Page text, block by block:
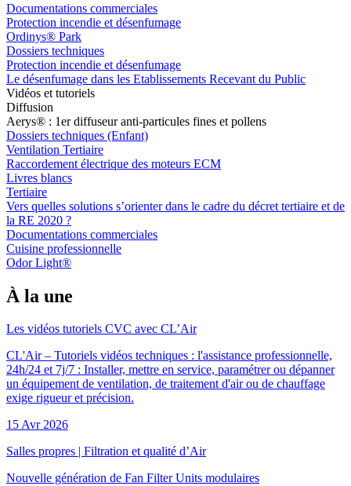
Documentations commerciales
Protection incendie et désenfumage
Ordinys® Park
Dossiers techniques
Protection incendie et désenfumage
Le désenfumage dans les Etablissements Recevant du Public
Vidéos et tutoriels
Diffusion
Aerys® : 1er diffuseur anti-particules fines et pollens
Dossiers techniques (Enfant)
Ventilation Tertiaire
Raccordement électrique des moteurs ECM
Livres blancs
Tertiaire
Vers quelles solutions s’orienter dans le cadre du décret tertiaire et de
la RE 2020 ?
Documentations commerciales
Cuisine professionnelle
Odor Light®
À la une
Les vidéos tutoriels CVC avec CL’Air
CL'Air – Tutoriels vidéos techniques : l'assistance professionnelle,
24h/24 et 7j/7 : Installer, mettre en service, paramétrer ou dépanner
un équipement de ventilation, de traitement d'air ou de chauffage
exige rigueur et précision.
15 Avr 2026
Salles propres
Filtration et qualité d’Air
Nouvelle génération de Fan Filter Units modulaires